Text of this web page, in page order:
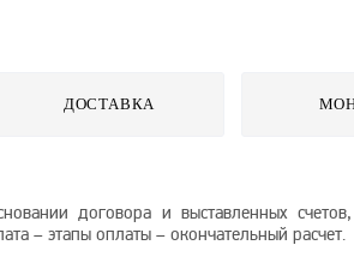
ДОСТАВКА
договора и выставленных
– этапы оплаты – окончательный расчет.